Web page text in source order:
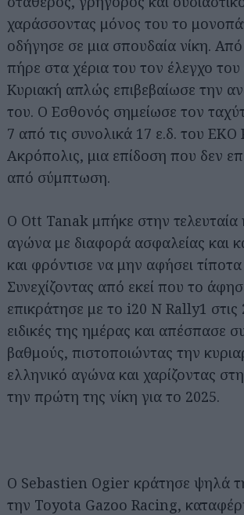
χαράσσοντας μόνος του το
οδήγησε σε μια σπουδαία νίκη.
πήρε στα χέρια του τον έλεγχο
Κυριακή απλώς επιβεβαίωσε την
του. Ο Εσθονός σημείωσε τον
7 από τις συνολικά 17 ε.δ. του ΕΚΟ
Ακρόπολις, μια επίδοση που δεν
από σύμπτωση.
Ο Ott Tanak μπήκε στην τελευταία
αγώνα με διαφορά ασφαλείας και
και φρόντισε να μην αφήσει
Συνεχίζοντας από εκεί που το
επικράτησε με το i20 N Rally1 στις
ειδικές της ημέρας και απέσπασε
βαθμούς, πιστοποιώντας την
ελληνικό αγώνα και χαρίζοντας
την πρώτη της νίκη για το 2025.
Ο Sebastien Ogier κράτησε ψηλά
την Toyota Gazoo Racing,